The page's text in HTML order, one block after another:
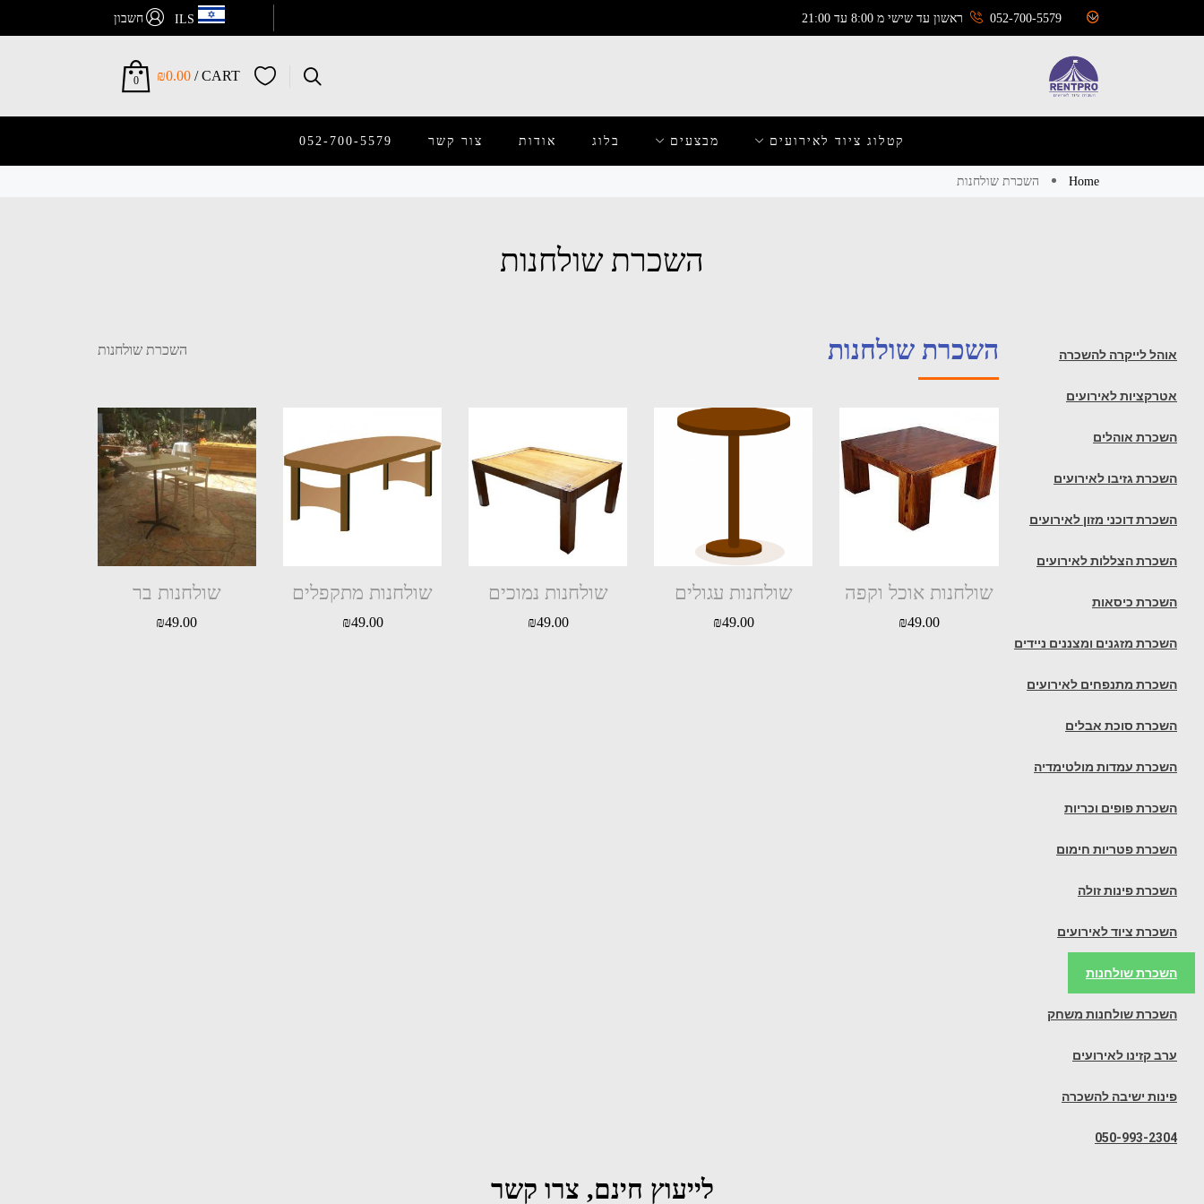
052-700-5579 ראשון עד שישי מ 8:00 עד 21:00 ILS חשבון
0 CART /
₪0.00
קטלוג ציוד לאירועים מבצעים בלוג אודות צור קשר 052-700-5579
Home השכרת שולחנות
השכרת שולחנות
אוהל לייקרה להשכרה
אטרקציות לאירועים
השכרת אוהלים
השכרת גזיבו לאירועים
השכרת דוכני מזון לאירועים
השכרת הצללות לאירועים
השכרת כיסאות
השכרת מזגנים ומצננים ניידים
השכרת מתנפחים לאירועים
השכרת סוכת אבלים
השכרת עמדות מולטימדיה
השכרת פופים וכריות
השכרת פטריות חימום
השכרת פינות זולה
השכרת ציוד לאירועים
השכרת שולחנות
השכרת שולחנות משחק
ערב קזינו לאירועים
פינות ישיבה להשכרה
050-993-2304
השכרת שולחנות השכרת שולחנות
שולחנות אוכל וקפה
₪49.00
שולחנות עגולים
₪49.00
שולחנות נמוכים
₪49.00
שולחנות מתקפלים
₪49.00
שולחנות בר
₪49.00
לייעוץ חינם, צרו קשר